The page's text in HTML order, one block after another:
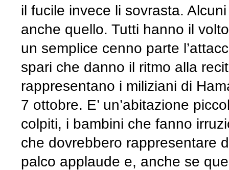
il fucile invece li sovrasta.
anche quello. Tutti hanno il
un semplice cenno parte
spari che danno il ritmo alla
rappresentano i miliziani di
7 ottobre. E’ un’abitazione
colpiti, i bambini che fanno
che dovrebbero rappresentare
palco applaude e, anche se